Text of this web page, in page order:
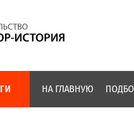
НА ГЛАВНУЮ